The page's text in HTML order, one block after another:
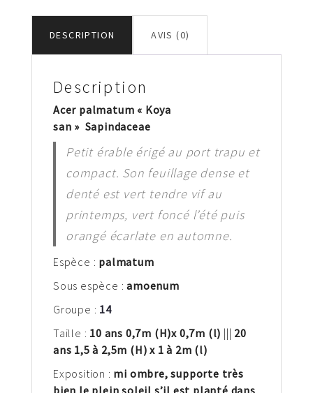
DESCRIPTION AVIS (0)
Description
Acer palmatum « Koya
san » Sapindaceae
Petit érable érigé au port trapu et
compact. Son feuillage dense et
denté est vert tendre vif au
printemps, vert foncé l’été puis
orangé écarlate en automne.
Espèce : palmatum
Sous espèce :amoenum
Groupe : 14
Taille : 10 ans 0,7m (H)x 0,7m (l) ||| 20
ans 1,5 à 2,5m (H) x 1 à 2m (l)
Exposition : mi ombre, supporte très
bien le plein soleil s’il est planté dans